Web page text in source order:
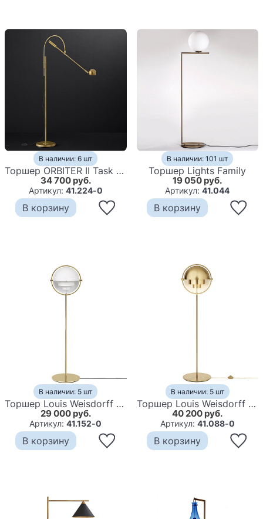
В наличии: 6 шт
Торшер ORBITER II Task Floor Brass
34 700 руб.
Артикул: 41.224-0
В корзину
В наличии: 101 шт
Торшер Lights Family
19 050 руб.
Артикул:41.044
В корзину
В наличии: 5 шт
Торшер Louis Weisdorff Multi-lite floor white
29 000 руб.
Артикул:41.152-0
В корзину
В наличии: 5 шт
Торшер Louis Weisdorff Multi-lite floor lamp
40 200 руб.
Артикул: 41.088-0
В корзину